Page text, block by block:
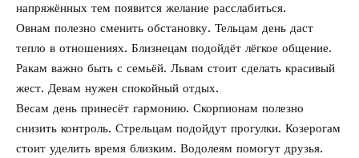
напряжённых тем появится желание расслабиться.
Овнам полезно сменить обстановку. Тельцам день даст
тепло в отношениях. Близнецам подойдёт лёгкое общение.
Ракам важно быть с семьёй. Львам стоит сделать красивый
жест. Девам нужен спокойный отдых.
Весам день принесёт гармонию. Скорпионам полезно
снизить контроль. Стрельцам подойдут прогулки. Козерогам
стоит уделить время близким. Водолеям помогут друзья.